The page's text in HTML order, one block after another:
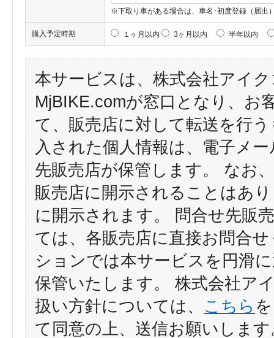
※下取り車がある場合は、車名･初度登録（届出
購入予定時期 １ヶ月以内 3ヶ月以内 半年以内
本サービスは、株式会社アイ
MjBIKE.comが窓口となり、お
て、販売店に対して転送を行
入された個人情報は、電子メ
先販売店が保管します。 なお
販売店に開示されることはあ
に開示されます。 問合せ先販
ては、各販売店に直接お問合
ションでは本サービスを円滑
保管いたします。 株式会社ア
扱い方針については、 こちら
て同意の上、送信お願いします